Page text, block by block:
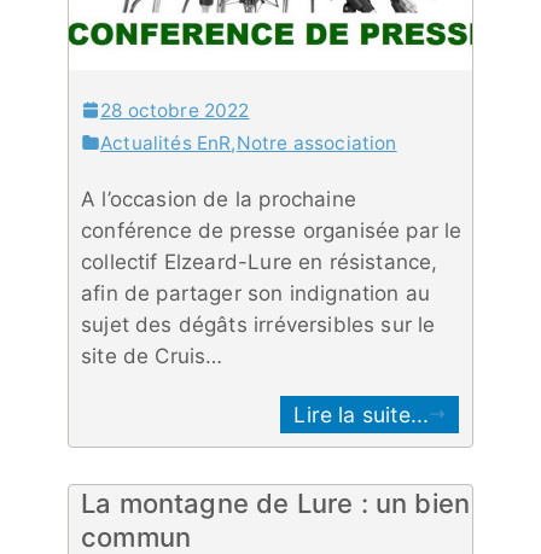
28 octobre 2022
Actualités EnR,Notre association
A l’occasion de la prochaine
conférence de presse organisée par le
collectif Elzeard-Lure en résistance,
afin de partager son indignation au
sujet des dégâts irréversibles sur le
site de Cruis…
Lire la suite...
La montagne de Lure : un bien
commun